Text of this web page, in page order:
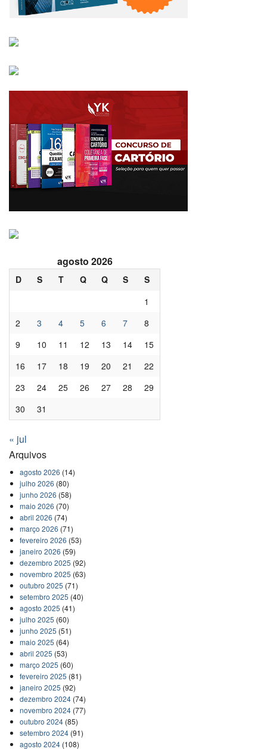
agosto 2026
D S T Q Q S
S
1
2
3 4 5 6 7
8
9
10 11 12 13 14
15
16
17 18 19 20 21
22
23
24 25 26 27 28
29
30
31
« jul
Arquivos
agosto 2026 (14)
julho 2026 (80)
junho 2026 (58)
maio 2026 (70)
abril 2026 (74)
março 2026 (71)
fevereiro 2026 (53)
janeiro 2026 (59)
dezembro 2025 (92)
novembro 2025 (63)
outubro 2025 (71)
setembro 2025 (40)
agosto 2025 (41)
julho 2025 (60)
junho 2025 (51)
maio 2025 (64)
abril 2025 (53)
março 2025 (60)
fevereiro 2025 (81)
janeiro 2025 (92)
dezembro 2024(74)
novembro 2024(77)
outubro 2024(85)
setembro 2024(91)
agosto 2024(108)